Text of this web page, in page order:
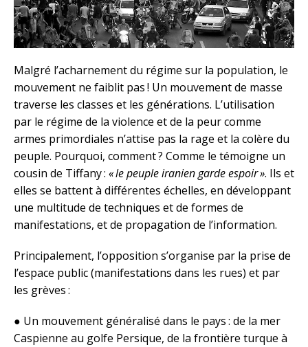
Malgré l’acharnement du régime sur la population, le
mouvement ne faiblit pas ! Un mouvement de masse
traverse les classes et les générations. L’utilisation
par le régime de la violence et de la peur comme
armes primordiales n’attise pas la rage et la colère du
peuple. Pourquoi, comment ? Comme le témoigne un
cousin de Tiffany : « le peuple iranien garde espoir ». Ils et
elles se battent à différentes échelles, en développant
une multitude de techniques et de formes de
manifestations, et de propagation de l’information.
Principalement, l’opposition s’organise par la prise de
l’espace public (manifestations dans les rues) et par
les grèves :
● Un mouvement généralisé dans le pays : de la mer
Caspienne au golfe Persique, de la frontière turque à